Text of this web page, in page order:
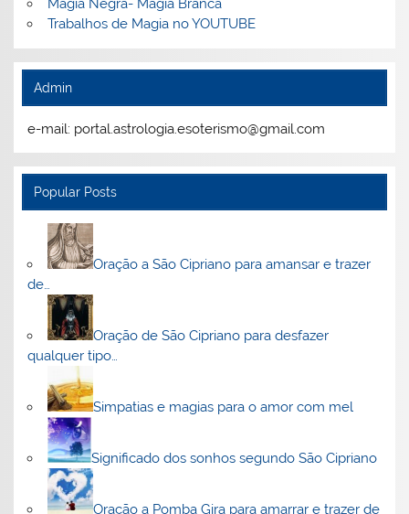
Magia Negra- Magia Branca
Trabalhos de Magia no YOUTUBE
Admin
e-mail: portal.astrologia.esoterismo@gmail.com
Popular Posts
Oração a São Cipriano para amansar e trazer
de…
Oração de São Cipriano para desfazer
qualquer tipo…
Simpatias e magias para o amor com mel
Significado dos sonhos segundo São Cipriano
Oração a Pomba Gira para amarrar e trazer de